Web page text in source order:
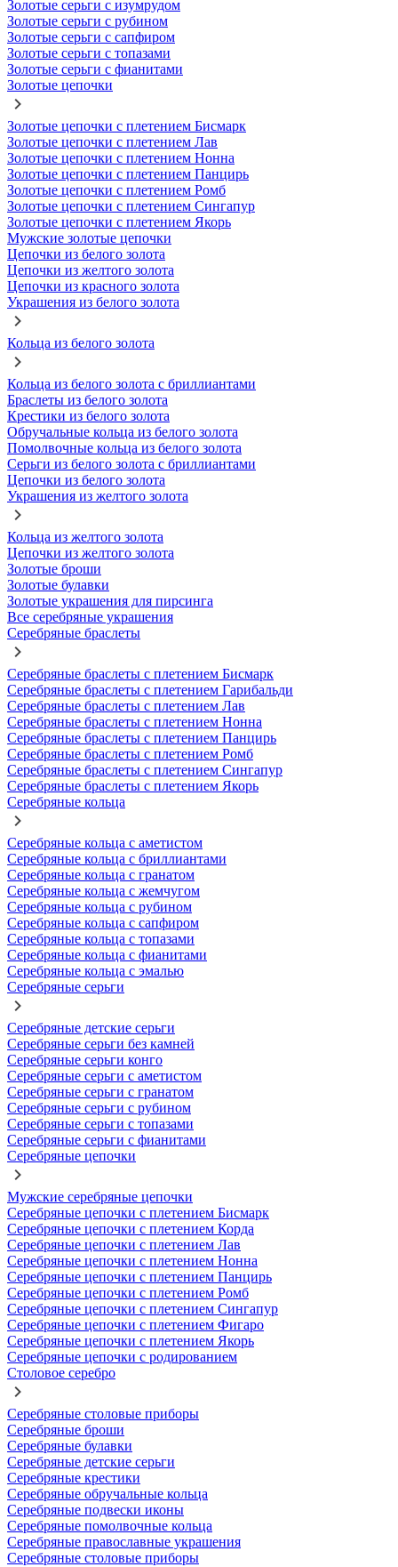
Золотые серьги с изумрудом
Золотые серьги с рубином
Золотые серьги с сапфиром
Золотые серьги с топазами
Золотые серьги с фианитами
Золотые цепочки
Золотые цепочки с плетением Бисмарк
Золотые цепочки с плетением Лав
Золотые цепочки с плетением Нонна
Золотые цепочки с плетением Панцирь
Золотые цепочки с плетением Ромб
Золотые цепочки с плетением Сингапур
Золотые цепочки с плетением Якорь
Мужские золотые цепочки
Цепочки из белого золота
Цепочки из желтого золота
Цепочки из красного золота
Украшения из белого золота
Кольца из белого золота
Кольца из белого золота с бриллиантами
Браслеты из белого золота
Крестики из белого золота
Обручальные кольца из белого золота
Помолвочные кольца из белого золота
Серьги из белого золота с бриллиантами
Цепочки из белого золота
Украшения из желтого золота
Кольца из желтого золота
Цепочки из желтого золота
Золотые броши
Золотые булавки
Золотые украшения для пирсинга
Все серебряные украшения
Серебряные браслеты
Серебряные браслеты с плетением Бисмарк
Серебряные браслеты с плетением Гарибальди
Серебряные браслеты с плетением Лав
Серебряные браслеты с плетением Нонна
Серебряные браслеты с плетением Панцирь
Серебряные браслеты с плетением Ромб
Серебряные браслеты с плетением Сингапур
Серебряные браслеты с плетением Якорь
Серебряные кольца
Серебряные кольца с аметистом
Серебряные кольца с бриллиантами
Серебряные кольца с гранатом
Серебряные кольца с жемчугом
Серебряные кольца с рубином
Серебряные кольца с сапфиром
Серебряные кольца с топазами
Серебряные кольца с фианитами
Серебряные кольца с эмалью
Серебряные серьги
Серебряные детские серьги
Серебряные серьги без камней
Серебряные серьги конго
Серебряные серьги с аметистом
Серебряные серьги с гранатом
Серебряные серьги с рубином
Серебряные серьги с топазами
Серебряные серьги с фианитами
Серебряные цепочки
Мужские серебряные цепочки
Серебряные цепочки с плетением Бисмарк
Серебряные цепочки с плетением Корда
Серебряные цепочки с плетением Лав
Серебряные цепочки с плетением Нонна
Серебряные цепочки с плетением Панцирь
Серебряные цепочки с плетением Ромб
Серебряные цепочки с плетением Сингапур
Серебряные цепочки с плетением Фигаро
Серебряные цепочки с плетением Якорь
Серебряные цепочки с родированием
Столовое серебро
Серебряные столовые приборы
Серебряные броши
Серебряные булавки
Серебряные детские серьги
Серебряные крестики
Серебряные обручальные кольца
Серебряные подвески иконы
Серебряные помолвочные кольца
Серебряные православные украшения
Серебряные столовые приборы